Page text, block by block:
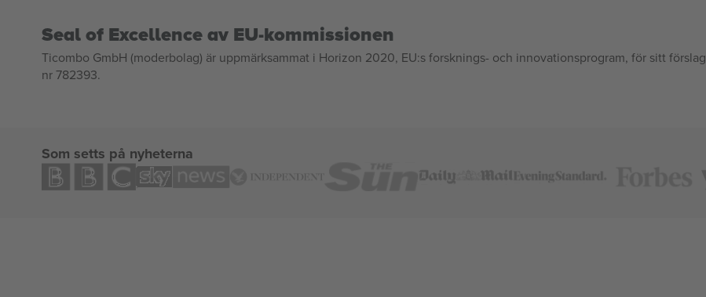
Seal of Excellence av EU-kommissionen
Ticombo GmbH (moderbolag) är uppmärksammat i Horizon 2020, EU:s forsknings- och innovationsprogram, för sitt förslag
nr 782393.
Som setts på nyheterna